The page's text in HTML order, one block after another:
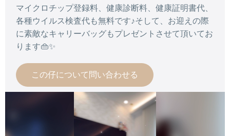
マイクロチップ登録料、健康診断料、健康証明書代、
各種ウイルス検査代も無料です♪そして、お迎えの際
に素敵なキャリーバッグもプレゼントさせて頂いてお
ります👜✨
この仔について問い合わせる